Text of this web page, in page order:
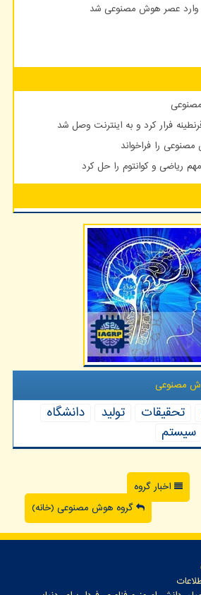
فرار کرد و به اینترنت وصل شد
را فراخواند
مصنوعی
تحقیقات تولید
دانشگاه
سیستم
اخبار گروه
گروه هوش مصنوعی (خانه)